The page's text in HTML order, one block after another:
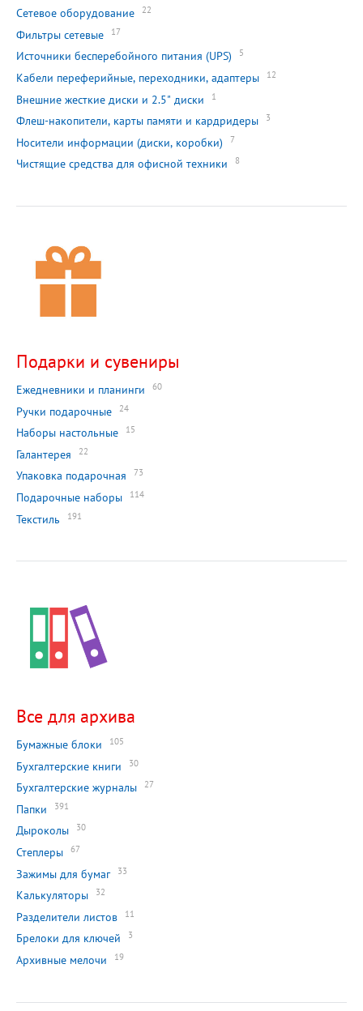
Сетевое оборудование 22
Фильтры сетевые 17
Источники бесперебойного питания (UPS) 5
Кабели переферийные, переходники, адаптеры 12
Внешние жесткие диски и 2.5" диски 1
Флеш-накопители, карты памяти и кардридеры 3
Носители информации (диски, коробки) 7
Чистящие средства для офисной техники 8
Подарки и сувениры
Ежедневники и планинги 60
Ручки подарочные 24
Наборы настольные 15
Галантерея 22
Упаковка подарочная 73
Подарочные наборы 114
Текстиль 191
Все для архива
Бумажные блоки 105
Бухгалтерские книги 30
Бухгалтерские журналы 27
Папки 391
Дыроколы 30
Степлеры 67
Зажимы для бумаг 33
Калькуляторы 32
Разделители листов 11
Брелоки для ключей 3
Архивные мелочи 19